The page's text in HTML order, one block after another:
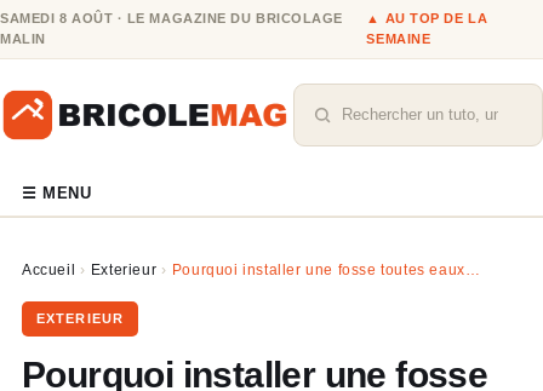
SAMEDI 8 AOÛT · LE MAGAZINE DU BRICOLAGE
MALIN
▲ AU TOP DE LA
SEMAINE
Rechercher
☰ MENU
Accueil › Exterieur › Pourquoi installer une fosse toutes eaux…
EXTERIEUR
Pourquoi installer une fosse